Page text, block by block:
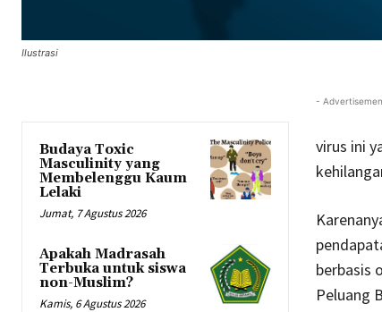
Ilustrasi
Budaya Toxic
Masculinity yang
Membelenggu Kaum
Lelaki
Jumat, 7 Agustus 2026
Apakah Madrasah
Terbuka untuk siswa
non-Muslim?
Kamis, 6 Agustus 2026
-
virus ini
berbasis
Peluang